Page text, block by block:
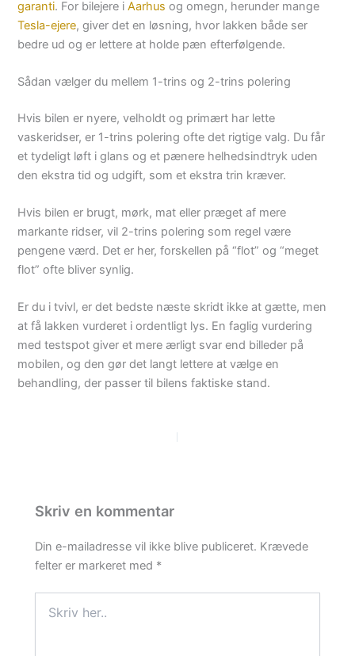
garanti. For bilejere iAarhus og omegn, herunder mange
Tesla-ejere, giver det en løsning, hvor lakken både ser
bedre ud og er lettere at holde pæn efterfølgende.
Sådan vælger du mellem 1-trins og 2-trins polering
Hvis bilen er nyere, velholdt og primært har lette
vaskeridser, er 1-trins polering ofte det rigtige valg. Du får
et tydeligt løft i glans og et pænere helhedsindtryk uden
den ekstra tid og udgift, som et ekstra trin kræver.
Hvis bilen er brugt, mørk, mat eller præget af mere
markante ridser, vil 2-trins polering som regel være
pengene værd. Det er her, forskellen på “flot” og “meget
flot” ofte bliver synlig.
Er du i tvivl, er det bedste næste skridt ikke at gætte, men
at få lakken vurderet i ordentligt lys. En faglig vurdering
med testspot giver et mere ærligt svar end billeder på
mobilen, og den gør det langt lettere at vælge en
behandling, der passer til bilens faktiske stand.
Skriv en kommentar
Din e-mailadresse vil ikke blive publiceret. Krævede
felter er markeret med *
her..